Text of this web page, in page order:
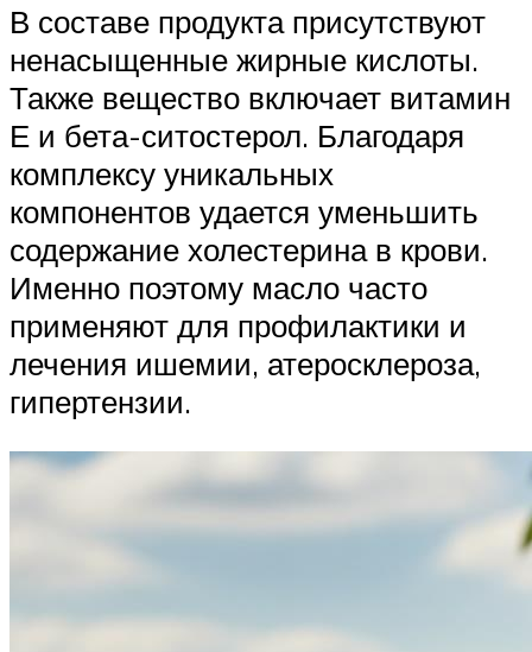
В составе продукта присутствуют
ненасыщенные жирные кислоты.
Также вещество включает витамин
Е и бета-ситостерол. Благодаря
комплексу уникальных
компонентов удается уменьшить
содержание холестерина в крови.
Именно поэтому масло часто
применяют для профилактики и
лечения ишемии, атеросклероза,
гипертензии.